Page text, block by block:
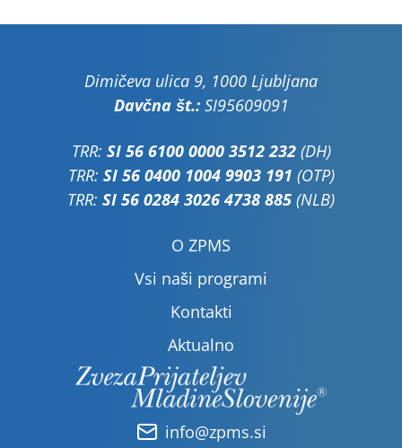
Dimičeva ulica 9, 1000 Ljubljana
Davčna št.:SI95609091
TRR: SI 56 6100 0000 3512 232(DH)
TRR: SI 56 0400 1004 9903 191 (OTP)
TRR: SI 56 0284 3026 4738 885 (NLB)
O ZPMS
Vsi naši programi
Kontakti
Aktualno
info@zpms.si